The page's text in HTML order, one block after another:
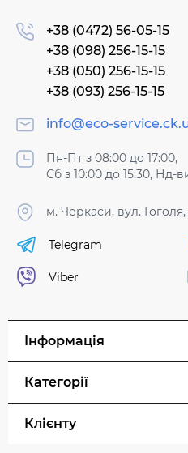
+38 (0472) 56-05-15
+38 (098) 256-15-15
+38 (050) 256-15-15
+38 (093) 256-15-15
info@eco-
Пн-Пт з 08:00 до 17:00,
Сб з 10:00 до 15:30, Нд-
м. Черкаси, вул. Гоголя,
Telegram
Viber
Інформація
Категорії
Клієнту